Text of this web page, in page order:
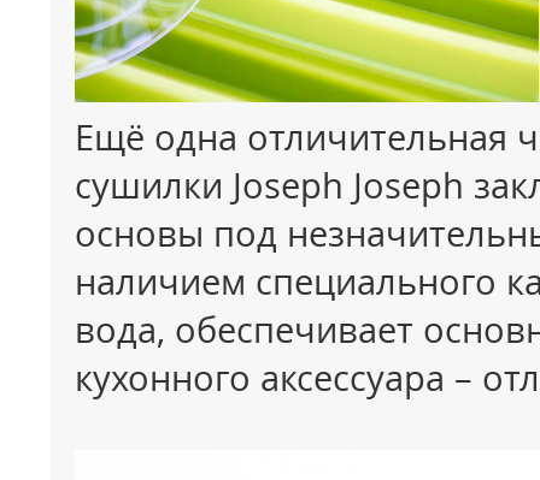
Ещё одна отличительная
сушилки Joseph Joseph
основы под
наличием специального
вода, обеспечивает
кухонного аксессуара –